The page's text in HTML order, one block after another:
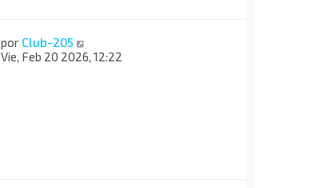
por Club-205
Vie, Feb 20 2026, 12:22